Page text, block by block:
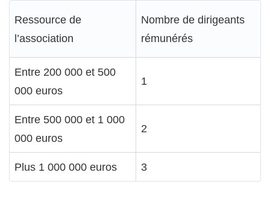
Ressource de
l’association
Nombre de dirigeants
rémunérés
Entre 200 000 et 500
000 euros
1
Entre 500 000 et 1 000
000 euros
2
Plus 1 000 000 euros 3